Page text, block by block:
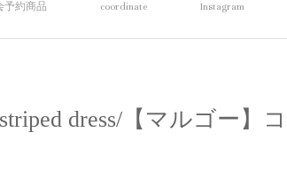
予約商品 coordinate Instagram
striped dress/【マルゴー】